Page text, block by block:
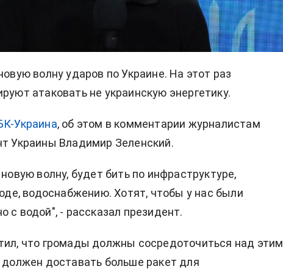
волну ударов по Украине. На этот раз
атаковать не украинскую энергетику.
Украина, об этом в комментарии журналистам
Украины Владимир Зеленский.
волну, будет бить по инфраструктуре,
водоснабжению. Хотят, чтобы у нас были
с водой", - рассказал президент.
что громады должны сосредоточиться над этим
доставать больше ракет для